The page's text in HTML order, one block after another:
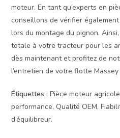
moteur. En tant qu’experts en
conseillons de vérifier
lors du montage du pignon.
totale à votre tracteur pour les
dès maintenant et profitez de
l’entretien de votre flotte
Étiquettes : Pièce moteur
performance, Qualité OEM,
d’équilibreur.